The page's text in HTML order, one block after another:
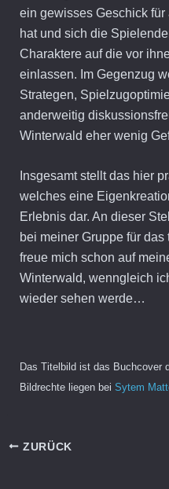
ein gewisses Geschick
hat und sich die
Charaktere auf die vor
einlassen. Im Gegenzug
Strategen,
anderweitig
Winterwald eher wenig
Insgesamt stellt das hier
welches eine
Erlebnis dar. An dieser
bei meiner Gruppe für
freue mich schon auf
Winterwald, wenngleich
wieder sehen werde…
Das Titelbild ist das Buchcover
Bildrechte liegen bei Sytem
ZURÜCK